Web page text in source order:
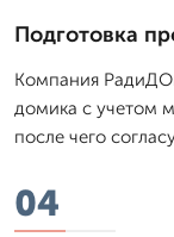
Подготовка
Компания
домика с учетом
после чего
04